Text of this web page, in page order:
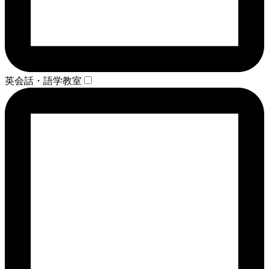
英会話・語学教室